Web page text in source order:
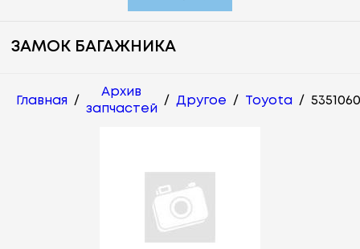
ЗАМОК БАГАЖНИКА
Главная /
Архив
запчастей
/ Другое / Toyota /